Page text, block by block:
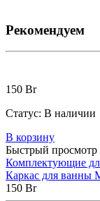
Рекомендуем
150 Br
Статус: В наличии
В корзину
Быстрый просмотр
Комплектующие
Каркас для ванны
150 Br